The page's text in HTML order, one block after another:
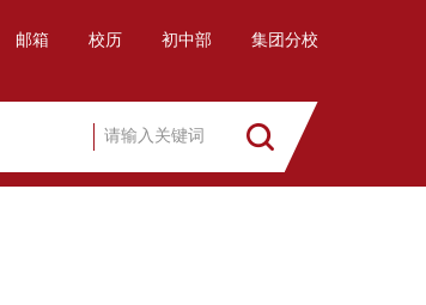
邮箱 校历 初中部 集团分校